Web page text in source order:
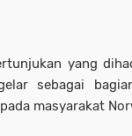
yang
sebagai
masyarakat